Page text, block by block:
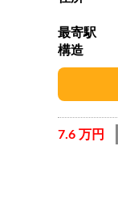
最寄駅
構造
7.6 万円